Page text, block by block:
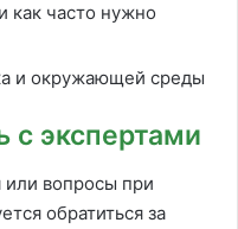
как часто нужно
и окружающей среды
с экспертами
или вопросы при
обратиться за